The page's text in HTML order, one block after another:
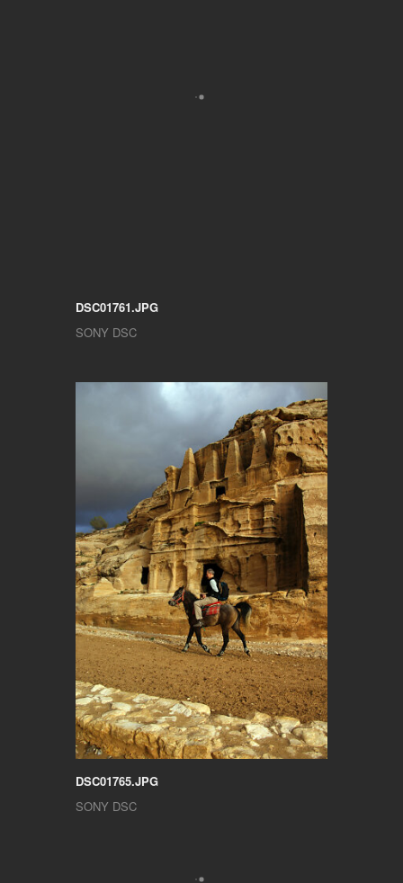
DSC01761.JPG
SONY DSC
DSC01765.JPG
SONY DSC